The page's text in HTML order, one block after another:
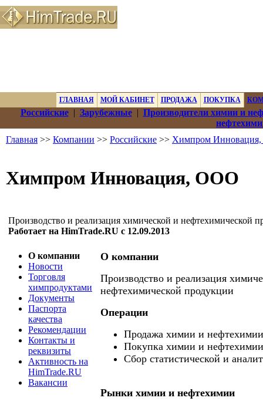
ГЛАВНАЯ МОЙ КАБИНЕТ ПРОДАЖА ПОКУПКА
Российские| Зарубежные| Производители химии и
Главная >> Компании >> Российские >> Химпром
Химпром Инновация, ООО
Производство и реализация химической и нефтехимической
Работает на HimTrade.RU с 12.09.2013
О компании
Новости
Торговля
химпродуктами
Документы
Паспорта
качества
Рекомендации
Контакты и
реквизиты
Активность на
HimTrade.RU
Вакансии
О компании
Производство и реализация
нефтехимической продукции
Операции
Продажа химии и нефтехимии
Покупка химии и нефтехимии
Сбор статистической и
Рынки химии и нефтехимии